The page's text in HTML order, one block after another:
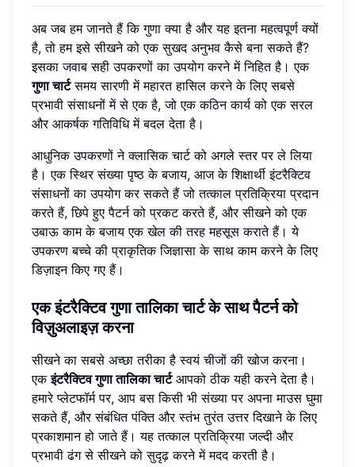
अब जब हम जानते हैं कि गुणा क्या है और यह इतना महत्वपूर्ण क्यों
है, तो हम इसे सीखने को एक सुखद अनुभव कैसे बना सकते हैं?
इसका जवाब सही उपकरणों का उपयोग करने में निहित है। एक
गुणा चार्टसमय सारणी में महारत हासिल करने के लिए सबसे
प्रभावी संसाधनों में से एक है, जो एक कठिन कार्य को एक सरल
और आकर्षक गतिविधि में बदल देता है।
आधुनिक उपकरणों ने क्लासिक चार्ट को अगले स्तर पर ले लिया
है। एक स्थिर संख्या पृष्ठ के बजाय, आज के शिक्षार्थी इंटरैक्टिव
संसाधनों का उपयोग कर सकते हैं जो तत्काल प्रतिक्रिया प्रदान
करते हैं, छिपे हुए पैटर्न को प्रकट करते हैं, और सीखने को एक
उबाऊ काम के बजाय एक खेल की तरह महसूस कराते हैं। ये
उपकरण बच्चे की प्राकृतिक जिज्ञासा के साथ काम करने के लिए
डिज़ाइन किए गए हैं।
एकइंटरैक्टिव गुणा तालिकाचार्ट के साथ पैटर्न को
विज़ुअलाइज़ करना
सीखने का सबसे अच्छा तरीका है स्वयं चीजों की खोज करना।
एकइंटरैक्टिव गुणा तालिका चार्टआपको ठीक यही करने देता है।
हमारे प्लेटफॉर्म पर, आप बस किसी भी संख्या पर अपना माउस घुमा
सकते हैं, और संबंधित पंक्ति और स्तंभ तुरंत उत्तर दिखाने के लिए
प्रकाशमान हो जाते हैं। यह तत्काल प्रतिक्रिया जल्दी और
प्रभावी ढंग से सीखने को सुदृढ़ करने में मदद करती है।